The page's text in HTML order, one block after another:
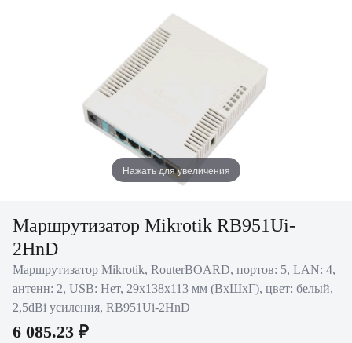
Нажать для увеличения
Маршрутизатор Mikrotik RB951Ui-
2HnD
Маршрутизатор Mikrotik, RouterBOARD, портов: 5, LAN: 4,
антенн: 2, USB: Нет, 29х138х113 мм (ВхШхГ), цвет: белый,
2,5dBi усиления, RB951Ui-2HnD
6 085.23 ₽